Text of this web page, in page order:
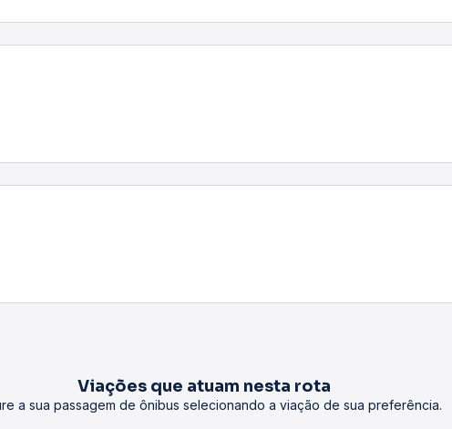
Viações que atuam nesta rota
a sua passagem de ônibus selecionando a viação de sua preferência.